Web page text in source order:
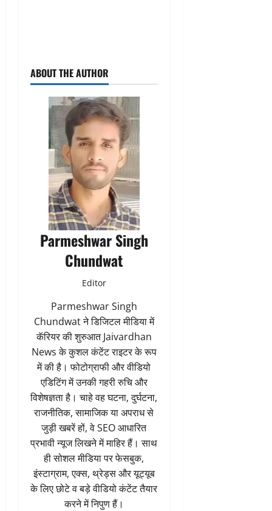
ABOUT THE AUTHOR
Parmeshwar Singh
Chundwat
Editor
Parmeshwar Singh
Chundwat ने डिजिटल मीडिया में
कॅरियर की शुरुआत Jaivardhan
News के कुशल कंटेंट राइटर के रूप
में की है। फोटोग्राफी और वीडियो
एडिटिंग में उनकी गहरी रुचि और
विशेषज्ञता है। चाहे वह घटना, दुर्घटना,
राजनीतिक, सामाजिक या अपराध से
जुड़ी खबरें हों, वे SEO आधारित
प्रभावी न्यूज लिखने में माहिर हैं। साथ
ही सोशल मीडिया पर फेसबुक,
इंस्टाग्राम, एक्स, थ्रेड्स और यूट्यूब
के लिए छोटे व बड़े वीडियो कंटेंट तैयार
करने में निपुण हैं।